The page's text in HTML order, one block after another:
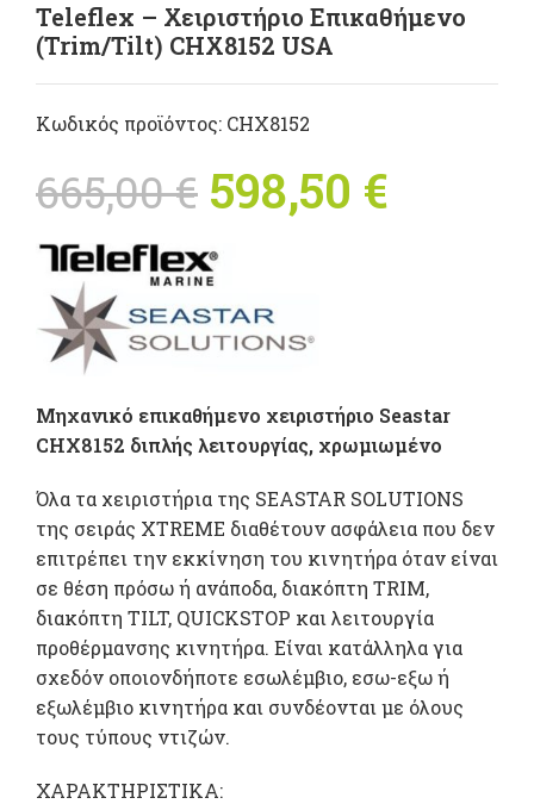
Teleflex – Χειριστήριo Επικαθήμενο
(Trim/Tilt) CHX8152 USA
Κωδικός προϊόντος: CHX8152
665,00€ Original
price was:
665,00 €.
598,50 €
Μηχανικό επικαθήμενο χειριστήριο Seastar
CHX8152 διπλής λειτουργίας, χρωμιωμένο
Όλα τα χειριστήρια της SEASTAR SOLUTIONS
της σειράς XTREME διαθέτουν ασφάλεια που δεν
επιτρέπει την εκκίνηση του κινητήρα όταν είναι
σε θέση πρόσω ή ανάποδα, διακόπτη TRIM,
διακόπτη TILT, QUICKSTOP και λειτουργία
προθέρμανσης κινητήρα. Είναι κατάλληλα για
σχεδόν οποιονδήποτε εσωλέμβιο, εσω-εξω ή
εξωλέμβιο κινητήρα και συνδέονται με όλους
τους τύπους ντιζών.
ΧΑΡΑΚΤΗΡΙΣΤΙΚΑ: